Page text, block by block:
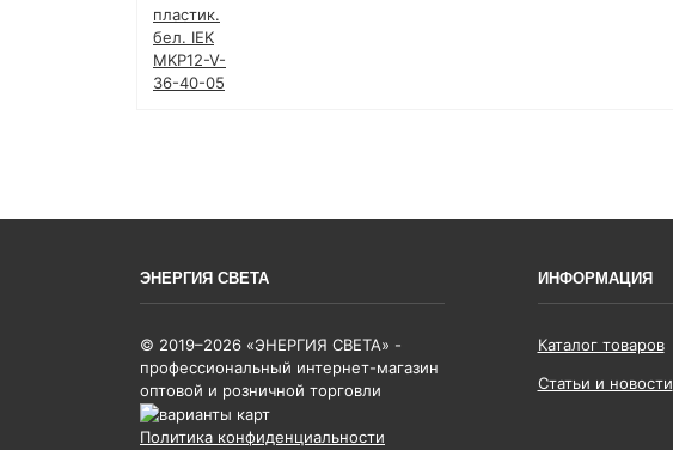
ЭНЕРГИЯ СВЕТА
© 2019–2026 «ЭНЕРГИЯ СВЕТА» -
профессиональный интернет-магазин
оптовой и розничной торговли
Политика конфиденциальности
ИНФОРМАЦИЯ
Каталог товаров
Статьи и новости